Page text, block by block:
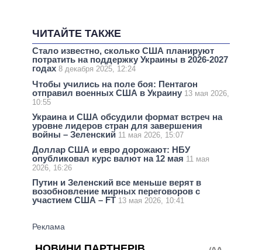
ЧИТАЙТЕ ТАКЖЕ
Стало известно, сколько США планируют
потратить на поддержку Украины в 2026-2027
годах 8 декабря 2025, 12:24
Чтобы учились на поле боя: Пентагон
отправил военных США в Украину 13 мая 2026,
10:55
Украина и США обсудили формат встреч на
уровне лидеров стран для завершения
войны – Зеленский 11 мая 2026, 15:07
Доллар США и евро дорожают: НБУ
опубликовал курс валют на 12 мая 11 мая
2026, 16:26
Путин и Зеленский все меньше верят в
возобновление мирных переговоров с
участием США – FT 13 мая 2026, 10:41